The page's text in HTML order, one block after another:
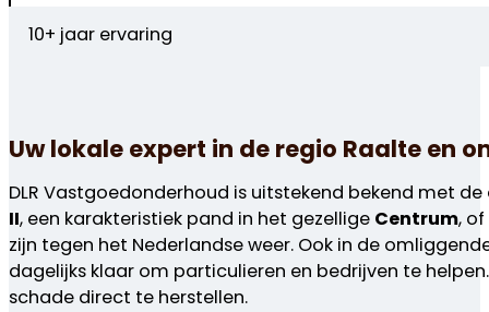
Uw lokale expert in de regio Raalte en
DLR Vastgoedonderhoud is uitstekend bekend met
II, een karakteristiek pand in het gezellige Centrum,
zijn tegen het Nederlandse weer. Ook in de
dagelijks klaar om particulieren en bedrijven te
schade direct te herstellen.
10+ jaar ervaring